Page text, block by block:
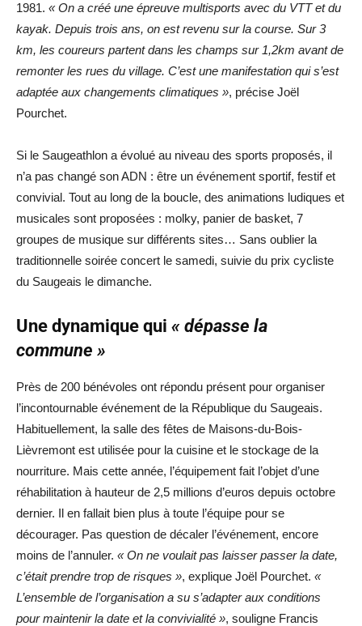
1981. « On a créé une épreuve multisports avec du VTT et du
kayak. Depuis trois ans, on est revenu sur la course. Sur 3
km, les coureurs partent dans les champs sur 1,2km avant de
remonter les rues du village. C’est une manifestation qui s’est
adaptée aux changements climatiques », précise Joël
Pourchet.
Si le Saugeathlon a évolué au niveau des sports proposés, il
n’a pas changé son ADN : être un événement sportif, festif et
convivial. Tout au long de la boucle, des animations ludiques et
musicales sont proposées : molky, panier de basket, 7
groupes de musique sur différents sites… Sans oublier la
traditionnelle soirée concert le samedi, suivie du prix cycliste
du Saugeais le dimanche.
Une dynamique qui « dépasse la
commune »
Près de 200 bénévoles ont répondu présent pour organiser
l’incontournable événement de la République du Saugeais.
Habituellement, la salle des fêtes de Maisons-du-Bois-
Lièvremont est utilisée pour la cuisine et le stockage de la
nourriture. Mais cette année, l’équipement fait l’objet d’une
réhabilitation à hauteur de 2,5 millions d’euros depuis octobre
dernier. Il en fallait bien plus à toute l’équipe pour se
décourager. Pas question de décaler l’événement, encore
moins de l’annuler. « On ne voulait pas laisser passer la date,
c’était prendre trop de risques », explique Joël Pourchet. «
L’ensemble de l’organisation a su s’adapter aux conditions
pour maintenir la date et la convivialité », souligne Francis